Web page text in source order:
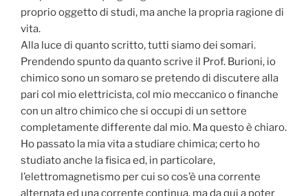
proprio oggetto di studi, ma anche la propria ragione di
vita.
Alla luce di quanto scritto, tutti siamo dei somari.
Prendendo spunto da quanto scrive il Prof. Burioni, io
chimico sono un somaro se pretendo di discutere alla
pari col mio elettricista, col mio meccanico o finanche
con un altro chimico che si occupi di un settore
completamente differente dal mio. Ma questo è chiaro.
Ho passato la mia vita a studiare chimica; certo ho
studiato anche la fisica ed, in particolare,
l’elettromagnetismo per cui so cos’è una corrente
alternata ed una corrente continua, ma da qui a poter